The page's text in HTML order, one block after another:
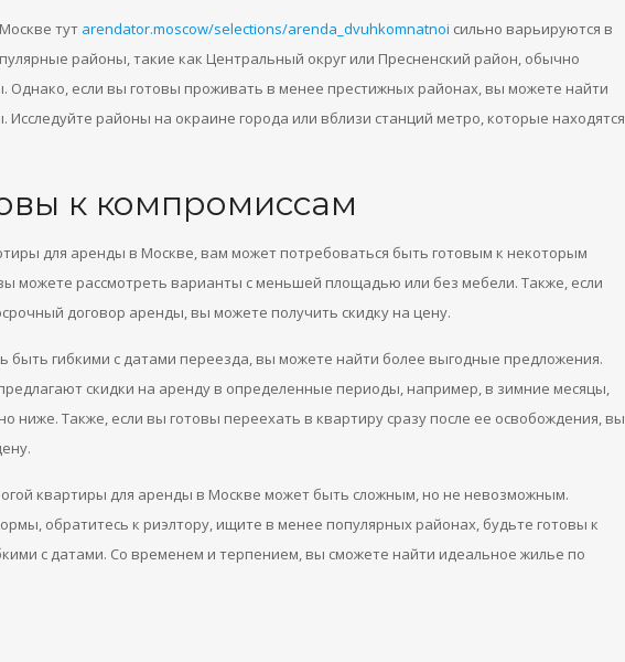
тут arendator.moscow/selections/arenda_dvuhkomnatnoi сильно варьируются в
районы, такие как Центральный округ или Пресненский район, обычно
Однако, если вы готовы проживать в менее престижных районах, вы можете найти
Исследуйте районы на окраине города или вблизи станций метро, которые находятся
к компромиссам
для аренды в Москве, вам может потребоваться быть готовым к некоторым
можете рассмотреть варианты с меньшей площадью или без мебели. Также, если
договор аренды, вы можете получить скидку на цену.
быть гибкими с датами переезда, вы можете найти более выгодные предложения.
скидки на аренду в определенные периоды, например, в зимние месяцы,
ниже. Также, если вы готовы переехать в квартиру сразу после ее освобождения, вы
квартиры для аренды в Москве может быть сложным, но не невозможным.
обратитесь к риэлтору, ищите в менее популярных районах, будьте готовы к
с датами. Со временем и терпением, вы сможете найти идеальное жилье по